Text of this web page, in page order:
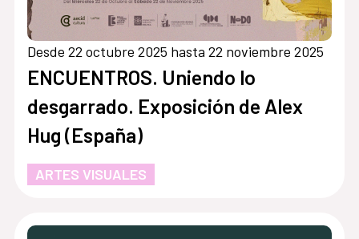
Desde 22 octubre 2025 hasta 22 noviembre 2025
ENCUENTROS. Uniendo lo
desgarrado. Exposición de Alex
Hug (España)
ARTES VISUALES